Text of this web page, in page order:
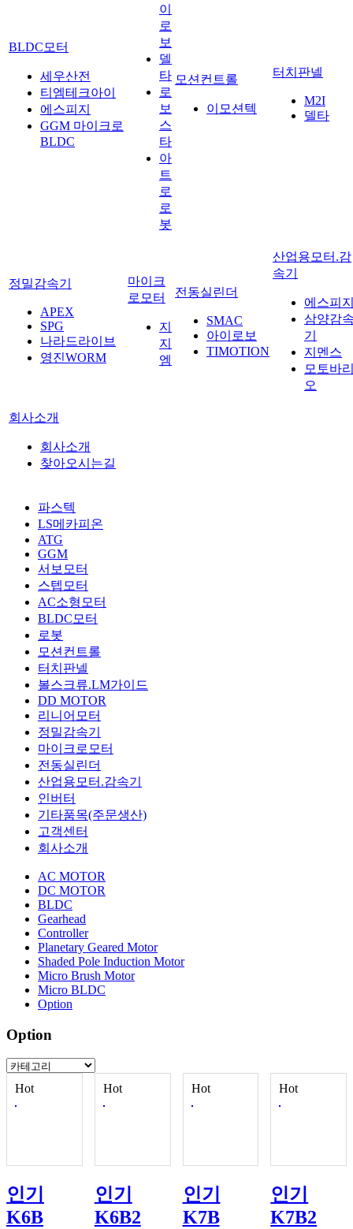
BLDC모터
세우산전
티엠테크아이
에스피지
GGM 마이크로
BLDC
이
로
보
델
타
로
보
스
타
아
트
로
로
봇
모션컨트롤
이모션텍
터치판넬
M2I
델타
정밀감속기
APEX
SPG
나라드라이브
영진WORM
마이크
로모터
지
지
엠
전동실린더
SMAC
아이로보
TIMOTION
산업용모터.감
속기
에스피
삼양감
기
지멘스
모토바
오
회사소개
회사소개
찾아오시는길
파스텍
LS메카피온
ATG
GGM
서보모터
스텝모터
AC소형모터
BLDC모터
로봇
모션컨트롤
터치판넬
볼스크류.LM가이드
DD MOTOR
리니어모터
정밀감속기
마이크로모터
전동실린더
산업용모터.감속기
인버터
기타품목(주문생산)
고객센터
회사소개
AC MOTOR
DC MOTOR
BLDC
Gearhead
Controller
Planetary Geared Motor
Shaded Pole Induction Motor
Micro Brush Motor
Micro BLDC
Option
Option
Hot
인기
K6B
Hot
인기
K6B2
Hot
인기
K7B
Hot
인기
K7B2